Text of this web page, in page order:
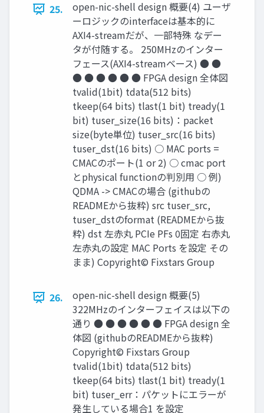
25.
open-nic-shell design 概要(4) ユーザ
ーロジックのinterfaceは基本的に
AXI4-streamだが、一部特殊 なデー
タが付随する。 250MHzのインター
フェース(AXI4-streamベース) ● ●
● ● ● ● ● ● FPGA design 全体図
tvalid(1bit) tdata(512 bits)
tkeep(64 bits) tlast(1 bit) tready(1
bit) tuser_size(16 bits)：packet
size(byte単位) tuser_src(16 bits)
tuser_dst(16 bits) ○ MAC ports =
CMACのポート(1 or 2) ○ cmac port
とphysical functionの判別用 ○ 例)
QDMA -> CMACの場合 (githubの
READMEから抜粋) src tuser_src,
tuser_dstのformat (READMEから抜
粋) dst 左赤丸 PCIe PFs 0固定 右赤丸
左赤丸の設定 MAC Ports を設定 その
まま) Copyright© Fixstars Group
26.
open-nic-shell design 概要(5)
322MHzのインターフェイスは以下の
通り ● ● ● ● ● ● FPGA design 全
体図 (githubのREADMEから抜粋)
Copyright© Fixstars Group
tvalid(1bit) tdata(512 bits)
tkeep(64 bits) tlast(1 bit) tready(1
bit) tuser_err：パケットにエラーが
発生している場合1 を設定